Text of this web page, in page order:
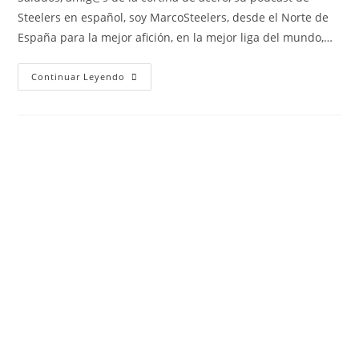
Steelers en español, soy MarcoSteelers, desde el Norte de
España para la mejor afición, en la mejor liga del mundo,…
Continuar Leyendo